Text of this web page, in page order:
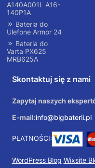
A140A001L A16-
140P1A
Bateria do
Ulefone Armor 24
Bateria do
Varta PX625
MRB625A
Skontaktuj się z nami
Zapytaj naszych
E-mail:info@bigbaterii.pl
PŁATNOŚCI:
WordPress Blog Wixsite